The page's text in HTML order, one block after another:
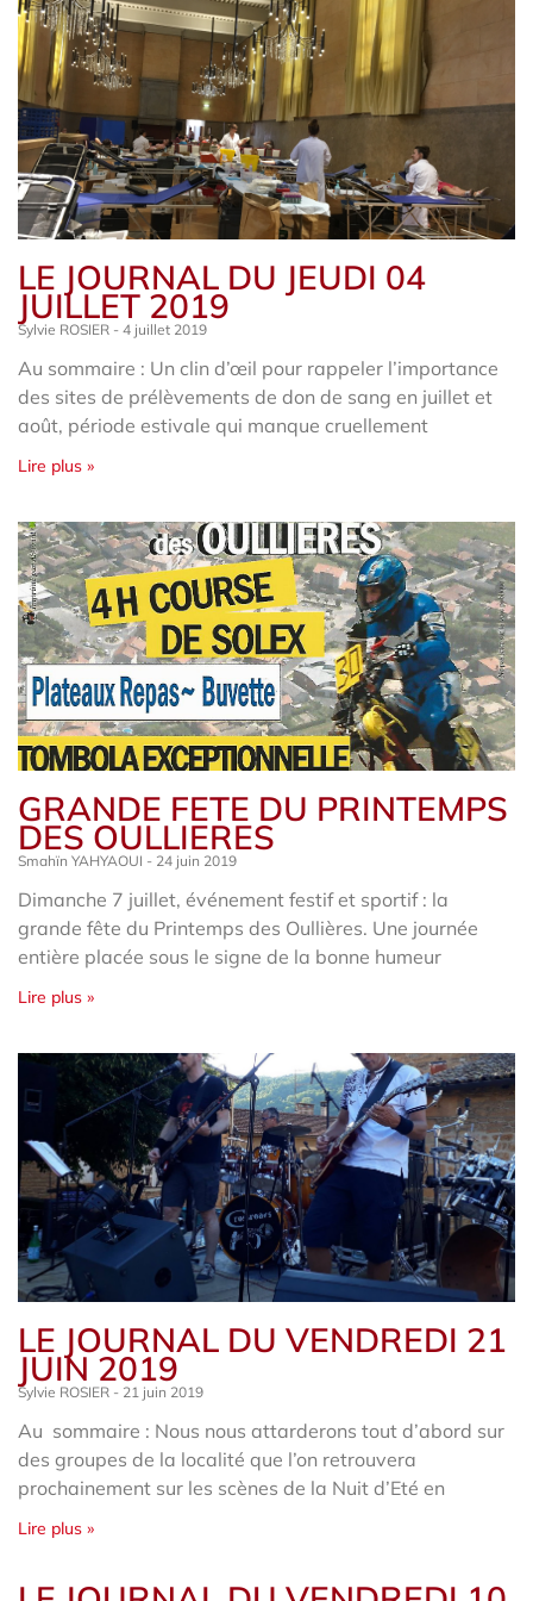
LE JOURNAL DU JEUDI 04
JUILLET 2019
Sylvie ROSIER 4 juillet 2019
Au sommaire : Un clin d’œil pour rappeler l’importance
des sites de prélèvements de don de sang en juillet et
août, période estivale qui manque cruellement
Lire plus »
GRANDE FETE DU PRINTEMPS
DES OULLIERES
Smahïn YAHYAOUI 24 juin 2019
Dimanche 7 juillet, événement festif et sportif : la
grande fête du Printemps des Oullières. Une journée
entière placée sous le signe de la bonne humeur
Lire plus »
LE JOURNAL DU VENDREDI 21
JUIN 2019
Sylvie ROSIER 21 juin 2019
Au sommaire : Nous nous attarderons tout d’abord sur
des groupes de la localité que l’on retrouvera
prochainement sur les scènes de la Nuit d’Eté en
Lire plus »